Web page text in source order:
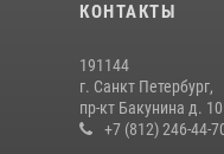
КОНТАКТЫ
191144
г. Санкт Петербург,
пр-кт Бакунина д.
+7 (812) 246-44-